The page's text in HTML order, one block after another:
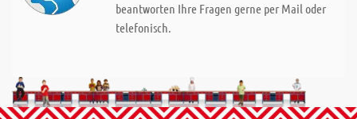
beantworten Ihre Fragen gerne per Mail oder
telefonisch.